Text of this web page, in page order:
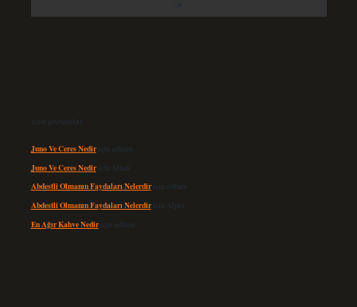
Son yorumlar
Juno Ve Ceres Nediriçin admin
Juno Ve Ceres Nediriçin Altan
Abdestli Olmanın Faydaları Nelerdiriçin admin
Abdestli Olmanın Faydaları Nelerdiriçin Alper
En Ağır Kahve Nediriçin admin